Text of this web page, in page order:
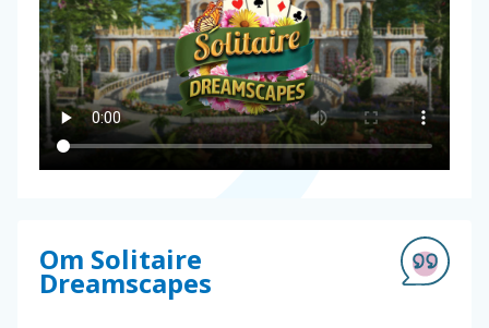
Om Solitaire
Dreamscapes